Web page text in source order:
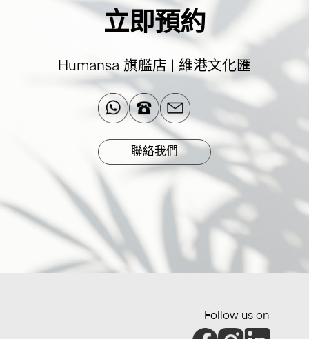
了解更多
立即預約
Humansa 旗艦店 | 維港文化匯
聯絡我們
Follow us on